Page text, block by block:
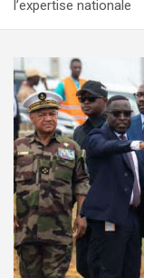
l’expertise nationale